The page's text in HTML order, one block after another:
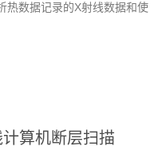
热数据记录的X射线数据和使
算机断层扫描